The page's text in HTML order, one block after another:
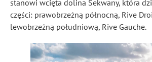
stanowi wcięta dolina Sekwany, która
części: prawobrzeżną północną, Rive
lewobrzeżną południową, Rive Gauche.